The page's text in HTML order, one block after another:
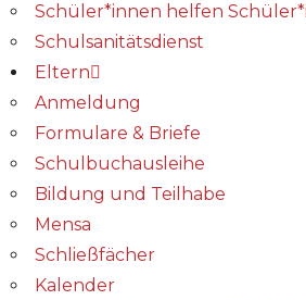
Schüler*innen helfen
Schulsanitätsdienst
Eltern
Anmeldung
Formulare & Briefe
Schulbuchausleihe
Bildung und Teilhabe
Mensa
Schließfächer
Kalender